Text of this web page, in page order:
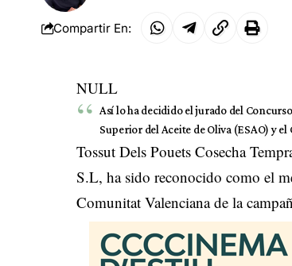
Compartir En:
NULL
Así lo ha decidido el jurado del
Superior del Aceite de Oliva (ESAO) y
Tossut Dels Pouets Cosecha
S.L, ha sido reconocido como el
Comunitat Valenciana de la